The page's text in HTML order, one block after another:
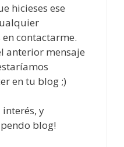
hicieses ese
contactarme.
anterior mensaje
en tu blog ;)
y
blog!